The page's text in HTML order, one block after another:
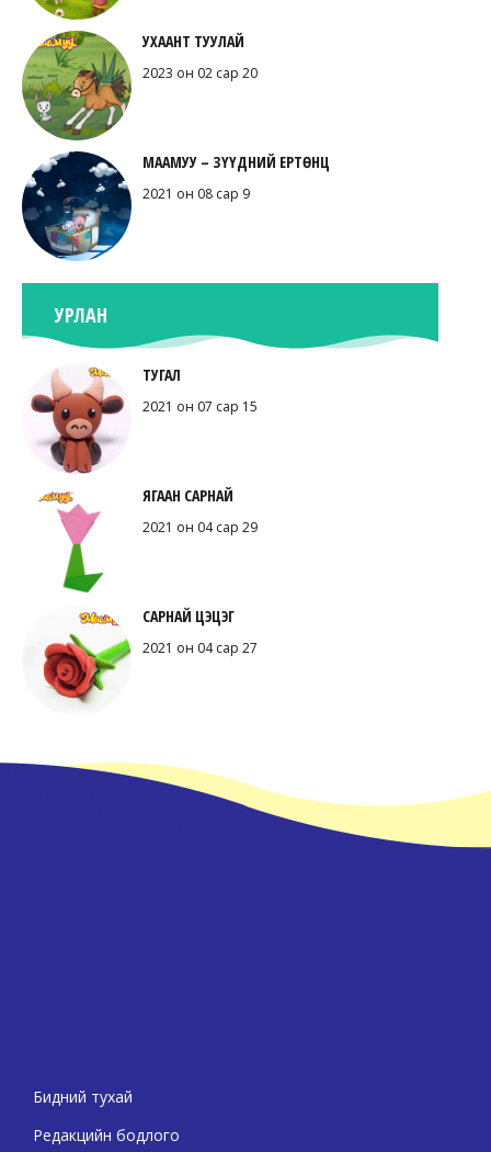
УХААНТ ТУУЛАЙ
2023 он 02 сар 20
МААМУУ – ЗҮҮДНИЙ ЕРТӨНЦ
2021 он 08 сар 9
УРЛАН
ТУГАЛ
2021 он 07 сар 15
ЯГААН САРНАЙ
2021 он 04 сар 29
САРНАЙ ЦЭЦЭГ
2021 он 04 сар 27
Бидний тухай
Редакцийн бодлого